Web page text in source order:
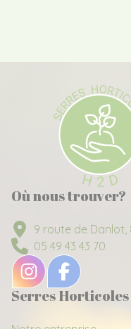
Où nous trouver?
9 route de Danlot,
05 49 43 43 70
Serres